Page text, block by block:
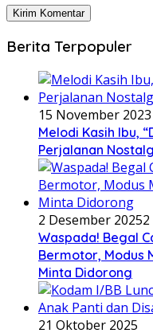
Berita Terpopuler
15 November 2023
Melodi Kasih Ibu,
Perjalanan
2 Desember 2025
Waspada! Begal
Bermotor, Modus
Minta Didorong
21 Oktober 2025